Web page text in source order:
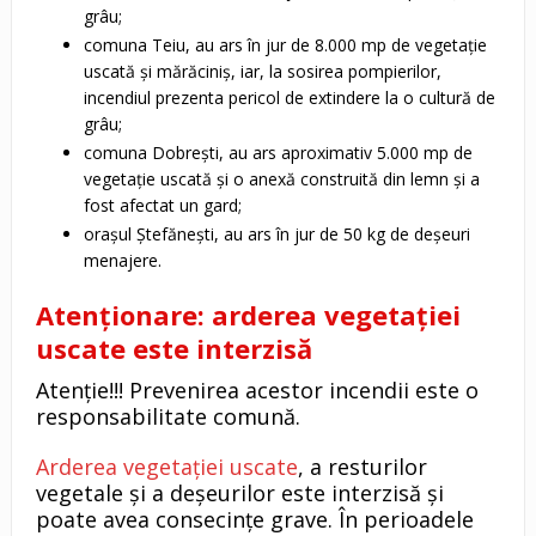
grâu;
comuna Teiu, au ars în jur de 8.000 mp de vegetație
uscată și mărăciniș, iar, la sosirea pompierilor,
incendiul prezenta pericol de extindere la o cultură de
grâu;
comuna Dobrești, au ars aproximativ 5.000 mp de
vegetație uscată și o anexă construită din lemn și a
fost afectat un gard;
orașul Ștefănești, au ars în jur de 50 kg de deșeuri
menajere.
Atenționare: arderea vegetației
uscate este interzisă
Atenție!!! Prevenirea acestor incendii este o
responsabilitate comună.
Arderea vegetației uscate, a resturilor
vegetale și a deșeurilor este interzisă și
poate avea consecințe grave. În perioadele